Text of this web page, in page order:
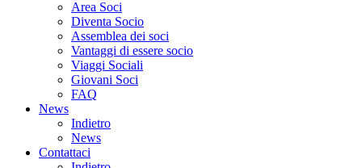
Area Soci
Diventa Socio
Assemblea dei soci
Vantaggi di essere socio
Viaggi Sociali
Giovani Soci
FAQ
News
Indietro
News
Contattaci